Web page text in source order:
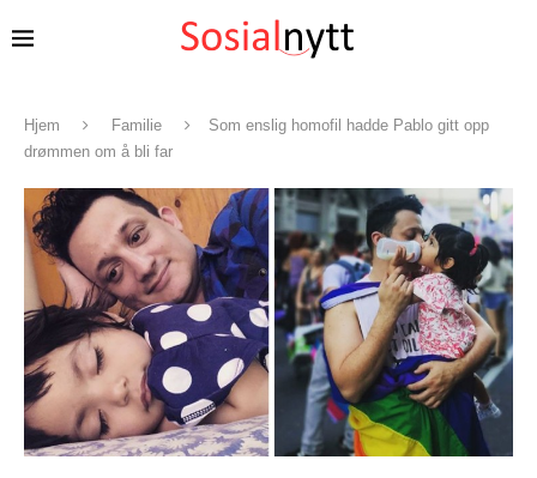
Hjem Familie
Som enslig homofil hadde Pablo gitt opp
drømmen om å bli far